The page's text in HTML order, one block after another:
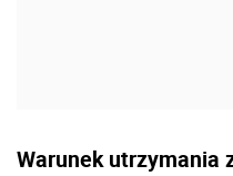
Warunek utrzymania